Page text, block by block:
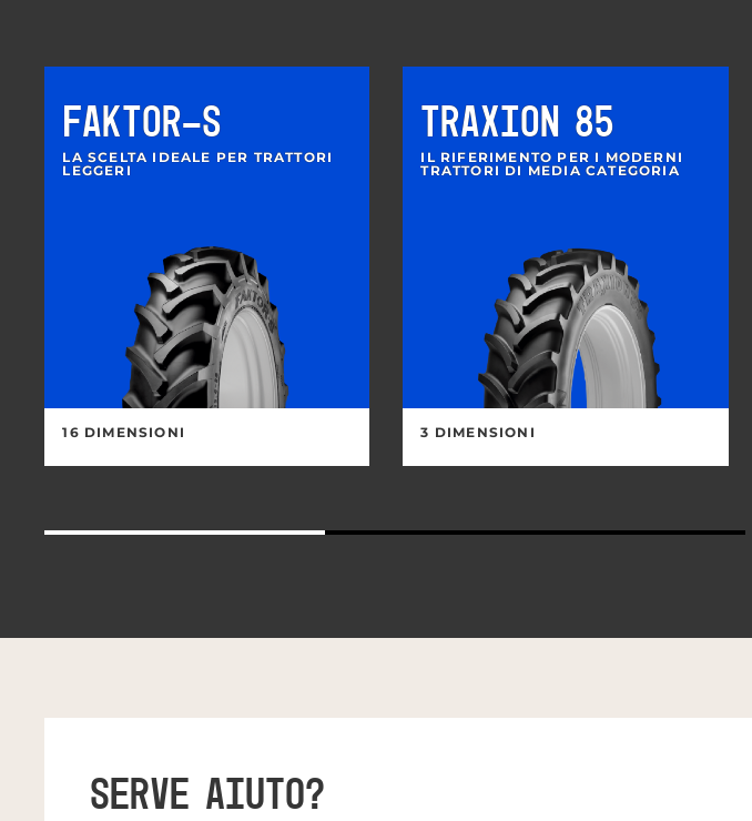
FAKTOR-S
LA SCELTA IDEALE PER TRATTORI
LEGGERI
16 DIMENSIONI
TRAXION 85
IL RIFERIMENTO PER I MODERNI
TRATTORI DI MEDIA CATEGORIA
3 DIMENSIONI
SERVE AIUTO?